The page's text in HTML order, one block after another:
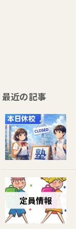
最近の記事